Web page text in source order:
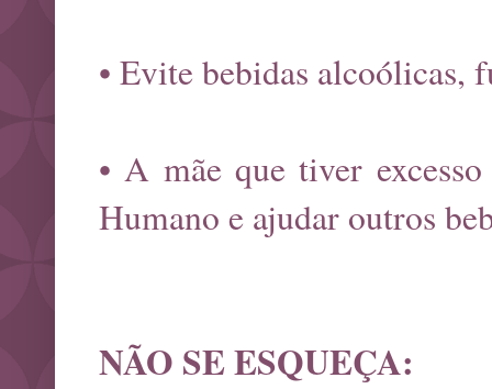
• Evite bebidas alcoólicas,
• A mãe que tiver
Humano e ajudar outros
NÃO SE ESQUEÇA: